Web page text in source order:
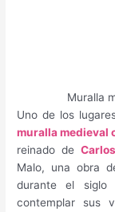
Muralla
Uno de los
muralla medieval
reinado de
Malo, una obra
durante el
contemplar sus